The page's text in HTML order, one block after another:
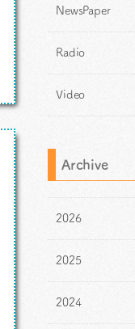
NewsPaper
Radio
Video
Archive
2026
2025
2024